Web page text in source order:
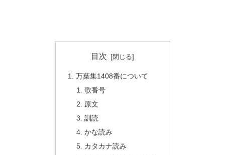
目次
万葉集1408番について
歌番号
原文
訓読
かな読み
カタカナ読み